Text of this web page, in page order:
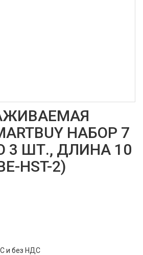
НАБОР 7
3 ШТ., ДЛИНА 10
HST-2)
и без НДС